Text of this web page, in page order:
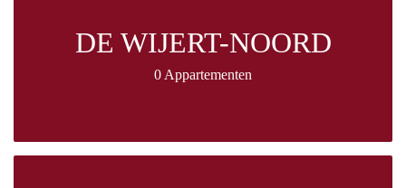
DE WIJERT-NOORD
0 Appartementen